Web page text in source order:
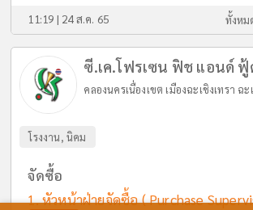
11:19 | 24 ส.ค. 65 ทั้งหม
ซี.เค.โฟรเซน ฟิช แอนด์ ฟู้
คลองนครเนื่องเขต เมืองฉะเชิงเทรา ฉะ
โรงงาน, นิคม
จัดซื้อ
หัวหน้าฝ่ายจัดซื้อ ( Purchase